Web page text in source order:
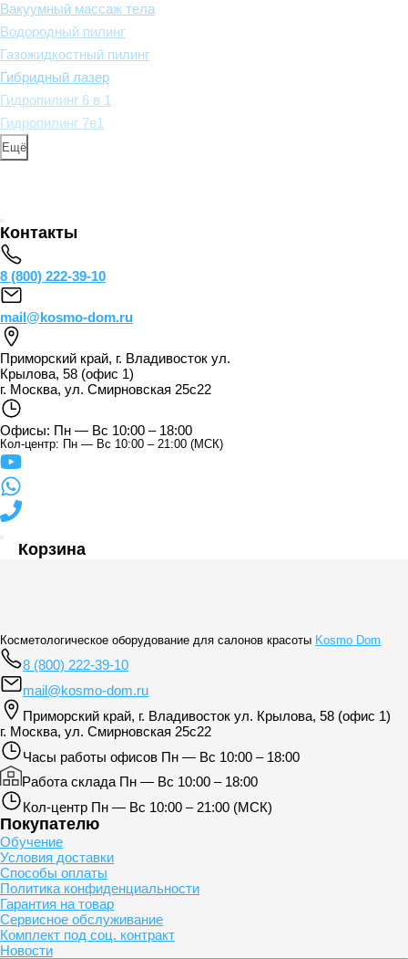
Вакуумный массаж тела
Водородный пилинг
Газожидкостный пилинг
Гибридный лазер
Гидропилинг 6 в 1
Гидропилинг 7в1
Ещё
Контакты
8 (800) 222-39-10
mail@kosmo-dom.ru
Приморский край, г. Владивосток ул.
Крылова, 58 (офис 1)
г. Москва, ул. Смирновская 25с22
Офисы: Пн — Вс 10:00 – 18:00
Кол-центр: Пн — Вс 10:00 – 21:00 (МСК)
Корзина
Косметологическое оборудование для салонов красоты Kosmo Dom
8 (800) 222-39-10
mail@kosmo-dom.ru
Приморский край, г. Владивосток ул. Крылова, 58 (офис 1)
г. Москва, ул. Смирновская 25с22
Часы работы офисов Пн — Вс 10:00 – 18:00
Работа склада Пн — Вс 10:00 – 18:00
Кол-центр Пн — Вс 10:00 – 21:00 (МСК)
Покупателю
Обучение
Условия доставки
Способы оплаты
Политика конфиденциальности
Гарантия на товар
Сервисное обслуживание
Комплект под соц. контракт
Новости